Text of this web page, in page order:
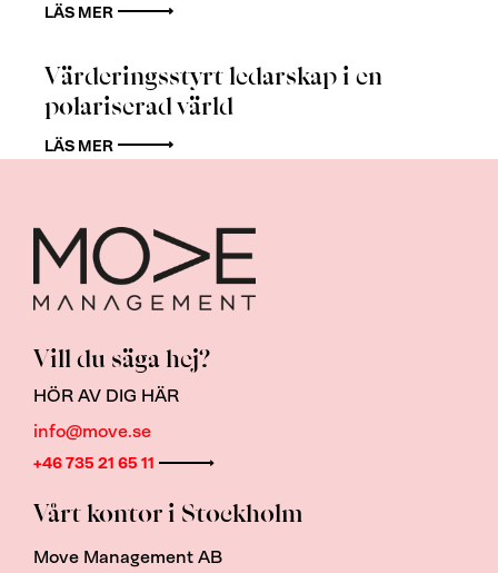
LÄS MER
Värderingsstyrt ledarskap i en
polariserad värld
LÄS MER
Vill du säga hej?
HÖR AV DIG HÄR
info@move.se
+46 735 21 65 11
Vårt kontor i Stockholm
Move Management AB